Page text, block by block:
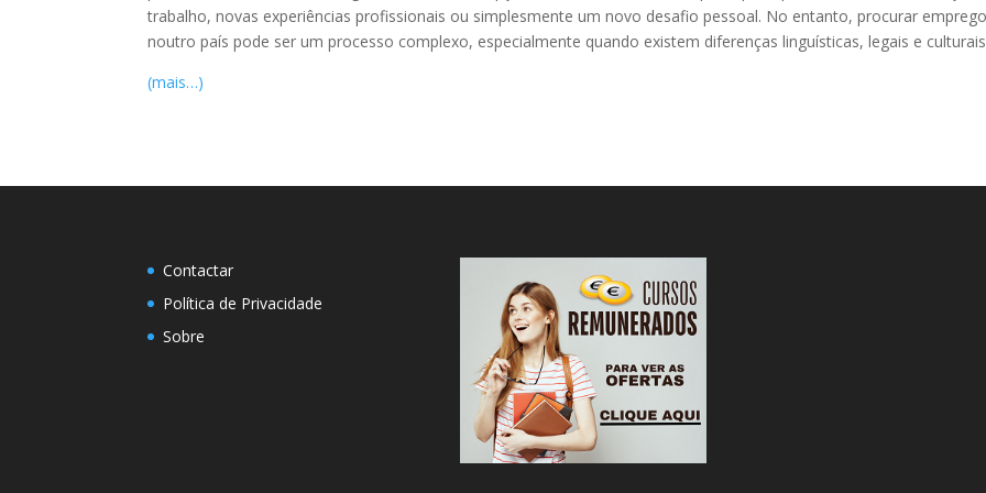
trabalho, novas experiências profissionais ou simplesmente um novo desafio pessoal. No entanto, procurar
noutro país pode ser um processo complexo, especialmente quando existem diferenças linguísticas, legais e
(mais…)
Contactar
Política de Privacidade
Sobre